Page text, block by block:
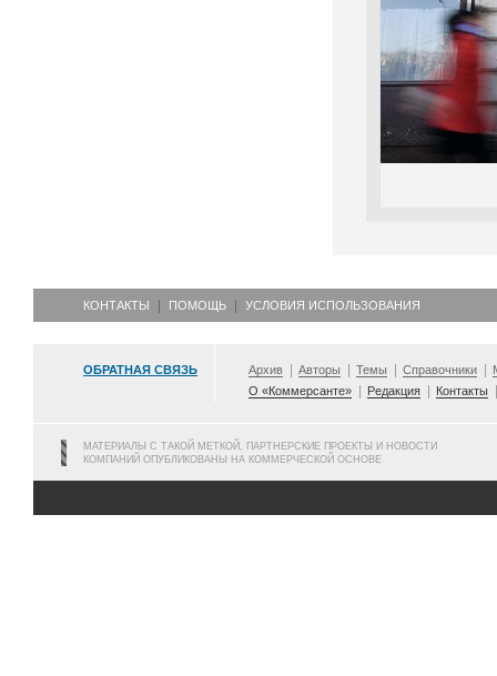
КОНТАКТЫ ПОМОЩЬ УСЛОВИЯ ИСПОЛЬЗОВАНИЯ
ОБРАТНАЯ СВЯЗЬ Архив Авторы Темы Справочники
О «Коммерсанте»
Редакция Контакты
МАТЕРИАЛЫ С ТАКОЙ МЕТКОЙ, ПАРТНЕРСКИЕ ПРОЕКТЫ И НОВОСТИ
КОМПАНИЙ ОПУБЛИКОВАНЫ НА КОММЕРЧЕСКОЙ ОСНОВЕ